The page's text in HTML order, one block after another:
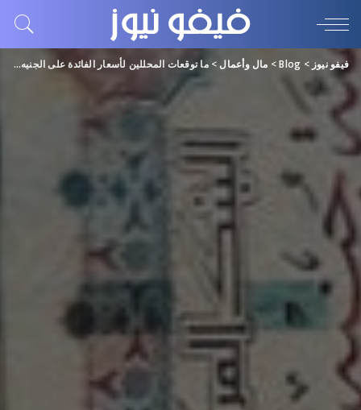
فيفو نيوز >
Blog
> مال وأعمال>ما توقعات المحللين لأسعار الفائدة على الجنيه المصري؟